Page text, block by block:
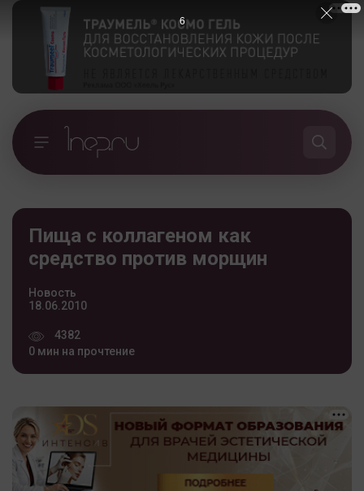
Пища с коллагеном как
средство против морщин
Новость
18.06.2010
4382
0 мин на прочтение
5